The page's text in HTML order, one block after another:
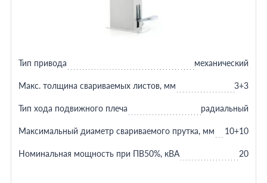
Тип привода механический
Макс. толщина свариваемых листов, мм 3+3
Тип хода подвижного плеча радиальный
Максимальный диаметр свариваемого прутка, мм 10+10
Номинальная мощность при ПВ50%, кВА 20